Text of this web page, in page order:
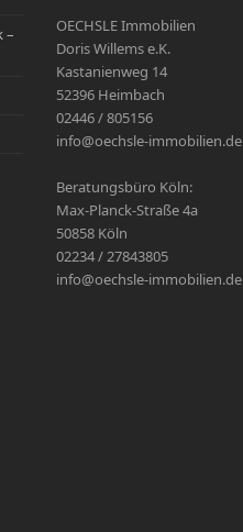
–
OECHSLE Immobilien
Doris Willems e.K.
Kastanienweg 14
52396 Heimbach
02446 / 805156
info@oechsle-immobilien.de
Beratungsbüro Köln:
Max-Planck-Straße 4a
50858 Köln
02234 / 27843805
info@oechsle-immobilien.de